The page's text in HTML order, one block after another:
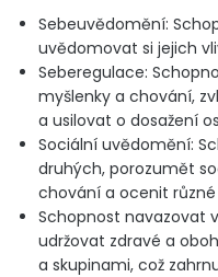
Sebeuvědomění:
uvědomovat si jejich
Seberegulace:
myšlenky a chování,
a usilovat o dosažení
Sociální uvědomění:
druhých, porozumět
chování a ocenit
Schopnost navazovat
udržovat zdravé a
a skupinami, což